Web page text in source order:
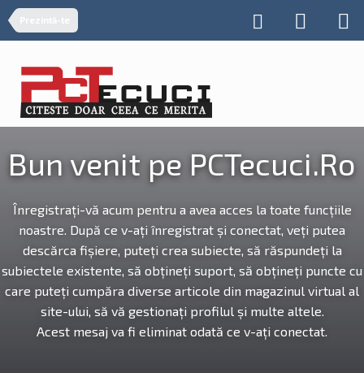
Bun venit pe PCTecuci.Ro
Înregistrați-vă acum pentru a avea acces la toate funcțiile
noastre. După ce v-ați înregistrat și conectat, veți putea
descărca fișiere, puteți crea subiecte, să răspundeți la
subiectele existente, să obțineți suport, să obțineți puncte cu
care puteți cumpăra diverse articole din magazinul virtual al
site-ului, să vă gestionați profilul și multe altele.
Acest mesaj va fi eliminat odată ce v-ați conectat.